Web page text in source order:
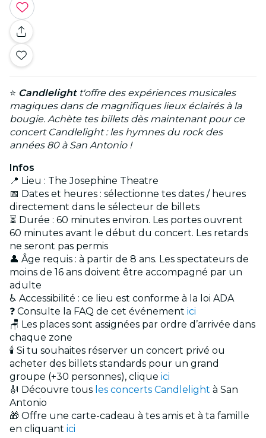
⭐ Candlelightt'offre des expériences musicales
magiques dans de magnifiques lieux éclairés à la
bougie. Achète tes billets dès maintenant pour ce
concert Candlelight : les hymnes du rock des
années 80 à San Antonio !
Infos
📍 Lieu : The Josephine Theatre
📅 Dates et heures : sélectionne tes dates / heures
directement dans le sélecteur de billets
⏳ Durée : 60 minutes environ. Les portes ouvrent
60 minutes avant le début du concert. Les retards
ne seront pas permis
👤 Âge requis : à partir de 8 ans. Les spectateurs de
moins de 16 ans doivent être accompagné par un
adulte
♿ Accessibilité : ce lieu est conforme à la loi ADA
❓ Consulte la FAQ de cet événement ici
🪑 Les places sont assignées par ordre d’arrivée dans
chaque zone
🕯️ Si tu souhaites réserver un concert privé ou
acheter des billets standards pour un grand
groupe (+30 personnes), clique ici
🎻 Découvre tous les concerts Candlelight à San
Antonio
🎁 Offre une carte-cadeau à tes amis et à ta famille
en cliquant ici